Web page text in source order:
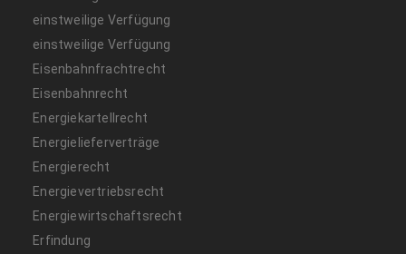
einstweilige Verfügung
einstweilige Verfügung
Eisenbahnfrachtrecht
Eisenbahnrecht
Energiekartellrecht
Energielieferverträge
Energierecht
Energievertriebsrecht
Energiewirtschaftsrecht
Erfindung